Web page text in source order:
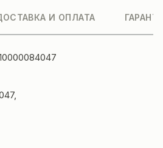
И ОПЛАТА